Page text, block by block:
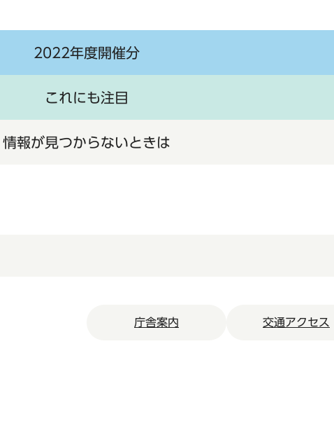
2022年度開催分
これにも注目
情報が見つからないときは
庁舎案内 交通アクセス